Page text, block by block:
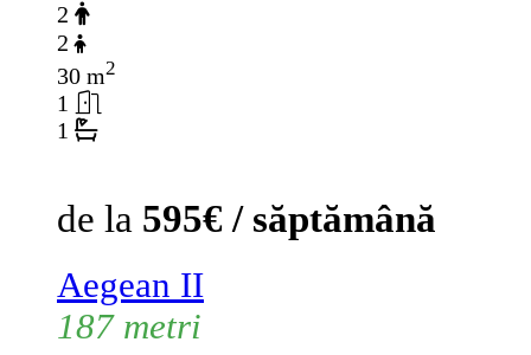
2
2
30 m2
1
1
de la 595€ / săptămână
Aegean II
187 metri